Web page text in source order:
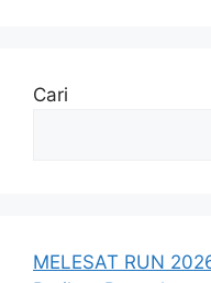
Cari
MELESAT RUN